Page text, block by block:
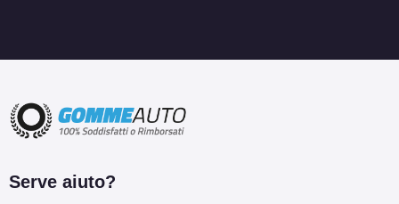
Serve aiuto?